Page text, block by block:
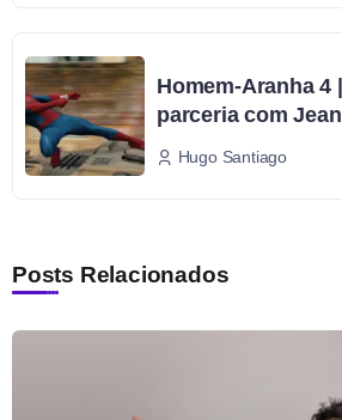
Homem-Aranha 4
parceria com
Hugo Santiago
Posts Relacionados